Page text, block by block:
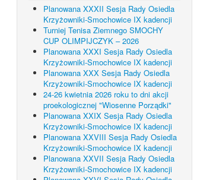
Planowana XXXII Sesja Rady Osiedla
Krzyżowniki-Smochowice IX kadencji
Turniej Tenisa Ziemnego SMOCHY
CUP OLIMPIJCZYK – 2026
Planowana XXXI Sesja Rady Osiedla
Krzyżowniki-Smochowice IX kadencji
Planowana XXX Sesja Rady Osiedla
Krzyżowniki-Smochowice IX kadencji
24-26 kwietnia 2026 roku to dni akcji
proekologicznej "Wiosenne Porządki"
Planowana XXIX Sesja Rady Osiedla
Krzyżowniki-Smochowice IX kadencji
Planowana XXVIII Sesja Rady Osiedla
Krzyżowniki-Smochowice IX kadencji
Planowana XXVII Sesja Rady Osiedla
Krzyżowniki-Smochowice IX kadencji